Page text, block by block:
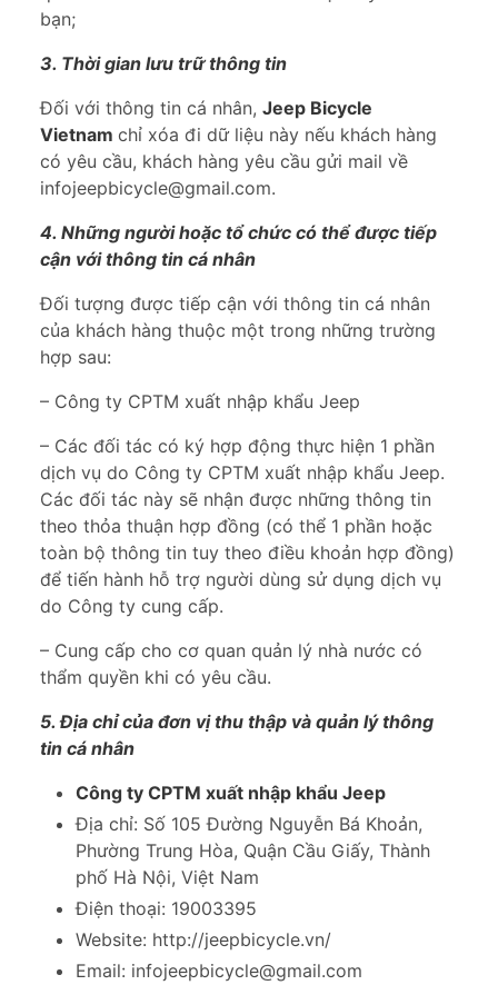
bạn;
3. Thời gian lưu trữ thông tin
Đối với thông tin cá nhân, Jeep Bicycle
Vietnam chỉ xóa đi dữ liệu này nếu khách hàng
có yêu cầu, khách hàng yêu cầu gửi mail về
infojeepbicycle@gmail.com.
4. Những người hoặc tổ chức có thể được tiếp
cận với thông tin cá nhân
Đối tượng được tiếp cận với thông tin cá nhân
của khách hàng thuộc một trong những trường
hợp sau:
– Công ty CPTM xuất nhập khẩu Jeep
– Các đối tác có ký hợp động thực hiện 1 phần
dịch vụ do Công ty CPTM xuất nhập khẩu Jeep.
Các đối tác này sẽ nhận được những thông tin
theo thỏa thuận hợp đồng (có thể 1 phần hoặc
toàn bộ thông tin tuy theo điều khoản hợp đồng)
để tiến hành hỗ trợ người dùng sử dụng dịch vụ
do Công ty cung cấp.
– Cung cấp cho cơ quan quản lý nhà nước có
thẩm quyền khi có yêu cầu.
5. Địa chỉ của đơn vị thu thập và quản lý thông
tin cá nhân
Công ty CPTM xuất nhập khẩu Jeep
Địa chỉ: Số 105 Đường Nguyễn Bá Khoản,
Phường Trung Hòa, Quận Cầu Giấy, Thành
phố Hà Nội, Việt Nam
Điện thoại: 19003395
Website: http://jeepbicycle.vn/
Email: infojeepbicycle@gmail.com